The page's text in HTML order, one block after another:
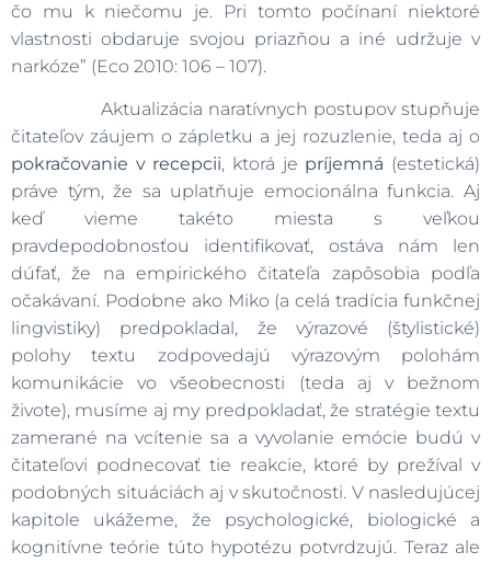
čo mu k niečomu je. Pri tomto počínaní niektoré
vlastnosti obdaruje svojou priazňou a iné udržuje v
narkóze” (Eco 2010: 106 – 107).
Aktualizácia naratívnych postupov stupňuje
čitateľov záujem o zápletku a jej rozuzlenie, teda aj o
pokračovanie v recepcii, ktorá je príjemná (estetická)
práve tým, že sa uplatňuje emocionálna funkcia. Aj
keď vieme takéto miesta s veľkou
pravdepodobnosťou identifikovať, ostáva nám len
dúfať, že na empirického čitateľa zapôsobia podľa
očakávaní. Podobne ako Miko (a celá tradícia funkčnej
lingvistiky) predpokladal, že výrazové (štylistické)
polohy textu zodpovedajú výrazovým polohám
komunikácie vo všeobecnosti (teda aj v bežnom
živote), musíme aj my predpokladať, že stratégie textu
zamerané na vcítenie sa a vyvolanie emócie budú v
čitateľovi podnecovať tie reakcie, ktoré by prežíval v
podobných situáciách aj v skutočnosti. V nasledujúcej
kapitole ukážeme, že psychologické, biologické a
kognitívne teórie túto hypotézu potvrdzujú. Teraz ale